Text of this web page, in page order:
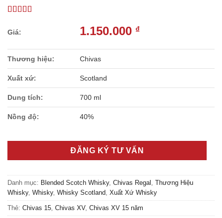
1.150.000 ₫
Thương hiệu: Chivas
Xuất xứ: Scotland
Dung tích: 700 ml
Nồng độ: 40%
ĐĂNG KÝ TƯ VẤN
Danh mục: Blended Scotch Whisky, Chivas Regal Thương Hiệu
Whisky, Whisky, Whisky Scotland Xuất Xứ Whisky
Thẻ: Chivas 15 Chivas XV, Chivas XV 15 năm